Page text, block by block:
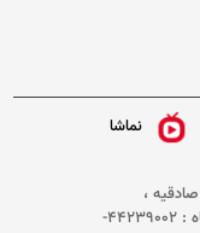
نماشا
،
نرسیده به چهارراه خسرو پلاک 601 تلفن فروشگاه : 44239002-